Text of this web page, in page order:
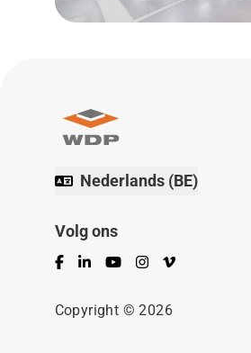
Nederlands (BE)
Volg ons
Facebook
LinkedInYouTubeInstagram
Vimeo
Copyright © 2026